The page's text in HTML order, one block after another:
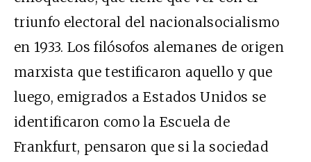
triunfo electoral del nacionalsocialismo
en 1933. Los filósofos alemanes de origen
marxista que testificaron aquello y que
luego, emigrados a Estados Unidos se
identificaron como la Escuela de
Frankfurt, pensaron que si la sociedad